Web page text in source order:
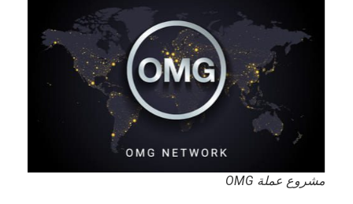
مشروع عملة OMG